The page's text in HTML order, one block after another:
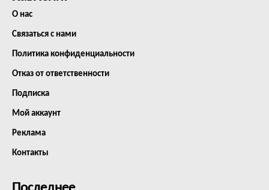
О нас
Связаться с нами
Политика конфиденциальности
Отказ от ответственности
Подписка
Мой аккаунт
Реклама
Контакты